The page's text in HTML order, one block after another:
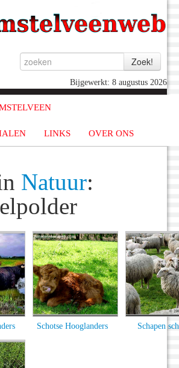
Bijgewerkt: 8 augustus 2026
LINKS OVER ONS
Natuur:
Schotse Hooglanders Schapen